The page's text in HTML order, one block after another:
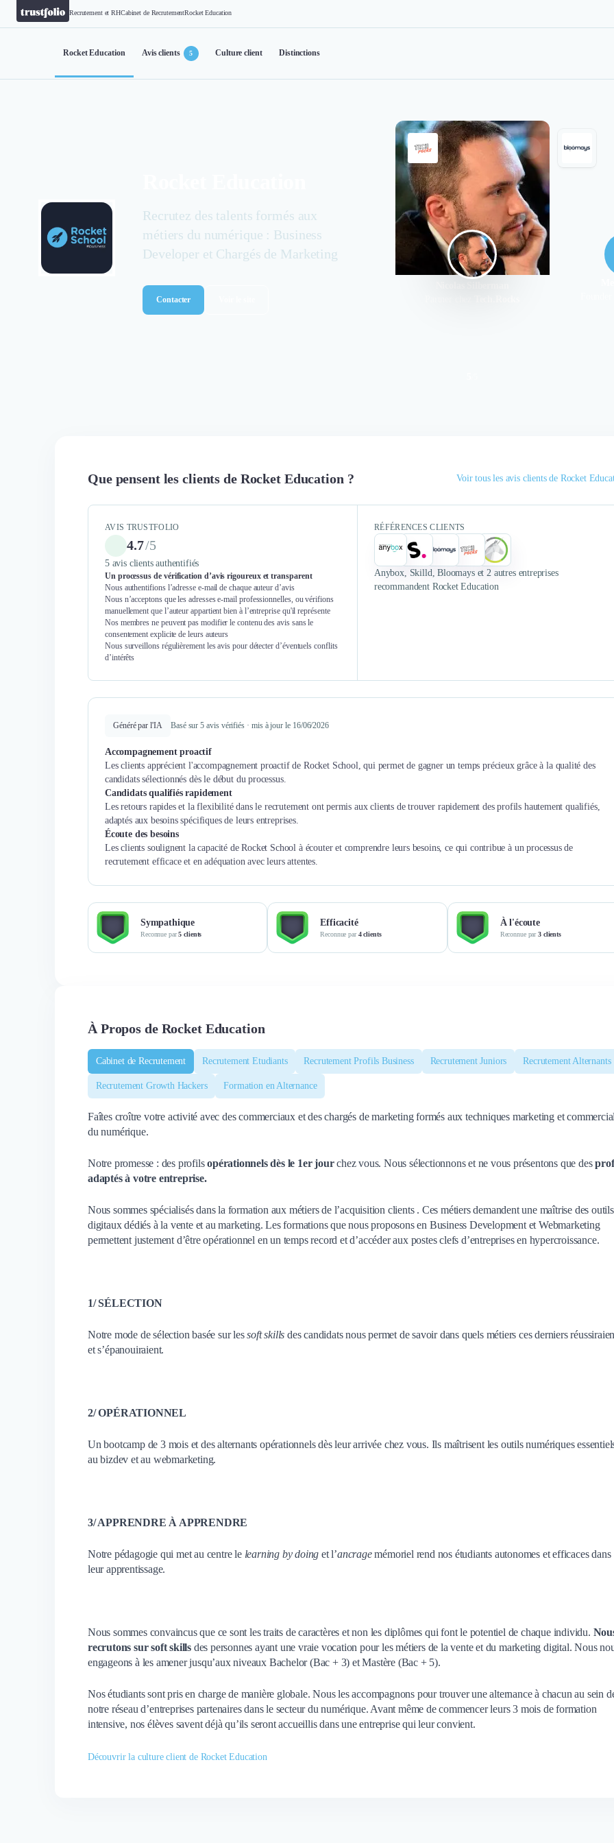
Recrutement et RHCabinet de RecrutementRocket Education
Rocket Education Avis clients 5 Culture client Distinctions
Recrutez des talents formés aux
métiers du numérique : Business
Developer et Chargés de Marketing
Contacter
dans le cadre d'un recrutement
developer. Nous avons reçu des
retours extrêmement rapidement et
nous avons reçu un petit nombre
de candidats très qualifiés. Le tri
réalisé en amont par l'école nous a
fait gagner du temps. Par la suite
Que pensent les clients de Rocket Education ? Voir tous les avis clients de Rocket
AVIS TRUSTFOLIO
4.7/5
5 avis clients authentifiés
Un processus de vérification d’avis rigoureux et transparent
Nous authentifions l’adresse e-mail de chaque auteur d’avis
Nous n’acceptons que les adresses e-mail professionnelles, ou vérifions
manuellement que l’auteur appartient bien à l’entreprise qu'il représente
Nos membres ne peuvent pas modifier le contenu des avis sans le
consentement explicite de leurs auteurs
Nous surveillons régulièrement les avis pour détecter d’éventuels conflits
d’intérêts
RÉFÉRENCES CLIENTS
Anybox, Skilld, Bloomays et 2 autres entreprises
recommandent Rocket Education
Généré par l'IA Basé sur 5 avis vérifiés · mis à jour le 16/06/2026
Accompagnement proactif
Les clients apprécient l'accompagnement proactif de Rocket School, qui permet de gagner un temps précieux grâce à la qualité des
candidats sélectionnés dès le début du processus.
Candidats qualifiés rapidement
Les retours rapides et la flexibilité dans le recrutement ont permis aux clients de trouver rapidement des profils hautement qualifiés,
adaptés aux besoins spécifiques de leurs entreprises.
Écoute des besoins
Les clients soulignent la capacité de Rocket School à écouter et comprendre leurs besoins, ce qui contribue à un processus de
recrutement efficace et en adéquation avec leurs attentes.
Sympathique
Reconnue par5 clients
Efficacité
Reconnue par4 clients
À l'écoute
Reconnue par3 clients
À Propos de Rocket Education
Cabinet de Recrutement Recrutement Etudiants Recrutement Profils Business Recrutement Juniors Recrutement Alternants
Recrutement Growth Hackers Formation en Alternance
Faîtes croître votre activité avec des commerciaux et des chargés de marketing formés aux techniques marketing et
du numérique.
Notre promesse : des profilsopérationnels dès le 1er jourchez vous. Nous sélectionnons et ne vous présentons que des
adaptés à votre entreprise.
Nous sommes spécialisés dans la formation aux métiers de l’acquisition clients . Ces métiers demandent une maîtrise des outils
digitaux dédiés à la vente et au marketing. Les formations que nous proposons en Business Development et Webmarketing
permettent justement d’être opérationnel en un temps record et d’accéder aux postes clefs d’entreprises en hypercroissance.
1/ SÉLECTION
Notre mode de sélection basée sur lessoft skillsdes candidats nous permet de savoir dans quels métiers ces derniers
et s’épanouiraient.
2/ OPÉRATIONNEL
Un bootcamp de 3 mois et des alternants opérationnels dès leur arrivée chez vous. Ils maîtrisent les outils numériques
au bizdev et au webmarketing.
3/ APPRENDRE À APPRENDRE
Notre pédagogie qui met au centre le learning by doing et l’ancragemémoriel rend nos étudiants autonomes et efficaces dans
leur apprentissage.
Nous sommes convaincus que ce sont les traits de caractères et non les diplômes qui font le potentiel de chaque individu.
recrutons sur soft skills des personnes ayant une vraie vocation pour les métiers de la vente et du marketing digital. Nous
engageons à les amener jusqu’aux niveaux Bachelor (Bac + 3) et Mastère (Bac + 5).
Nos étudiants sont pris en charge de manière globale. Nous les accompagnons pour trouver une alternance à chacun au sein
notre réseau d’entreprises partenaires dans le secteur du numérique. Avant même de commencer leurs 3 mois de formation
intensive, nos élèves savent déjà qu’ils seront accueillis dans une entreprise qui leur convient.
Découvrir la culture client de Rocket Education